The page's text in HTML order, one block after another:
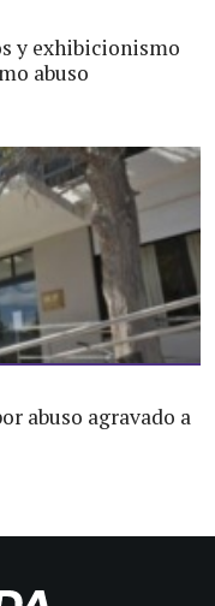
y exhibicionismo
abuso
abuso agravado a